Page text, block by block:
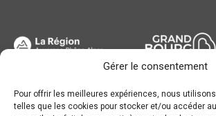
Gérer le consentement
Pour offrir les meilleures expériences, nous
telles que les cookies pour stocker et/ou accéder
Newsletter